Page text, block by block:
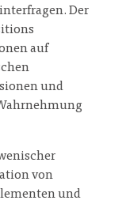
Der
auf
und
von
und